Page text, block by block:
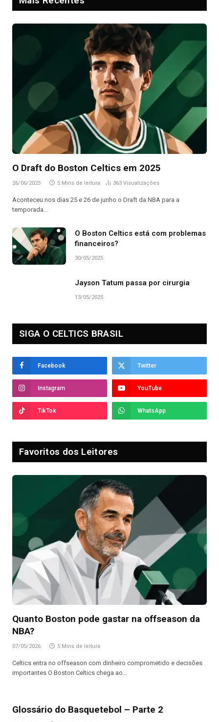
O Draft do Boston Celtics em 2025
26/06/2025 5 Mins de leitura 363 Visualizações
Aconteceu nos dias 25 e 26 de junho o Draft da NBA para a
temporada…
O Boston Celtics está com problemas
financeiros?
30/05/2025
Jayson Tatum passa por cirurgia
13/05/2025
SIGA O CELTICS BRASIL
Facebook Twitter
Instagram YouTube
TikTok WhatsApp
Favoritos dos Leitores
Quanto Boston pode gastar na offseason da
NBA?
07/05/2026 5 Mins de leitura
Celtics entra no offseason com dinheiro comprometido e decisões
importantes O Boston Celtics chega ao…
Glossário do Basquetebol – Parte 2